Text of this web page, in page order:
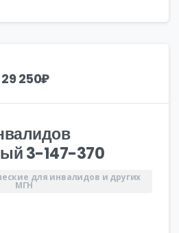
29 250₽
3-147-370
для инвалидов и других
МГН